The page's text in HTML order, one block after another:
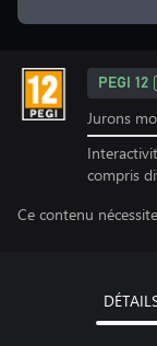
PEGI 12
Jurons
compris
Ce contenu